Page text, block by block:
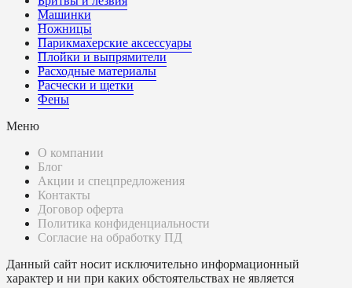
Машинки
Ножницы
Парикмахерские аксессуары
Плойки и выпрямители
Расходные материалы
Расчески и щетки
Фены
Меню
О компании
Блог
Акции и спецпредложения
Контакты
Договор оферта
Политика конфиденциальности
Согласие на обработку ПД
Данный сайт носит исключительно информационный
характер и ни при каких обстоятельствах не является